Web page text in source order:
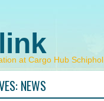
at Cargo Hub Schiphol
NEWS